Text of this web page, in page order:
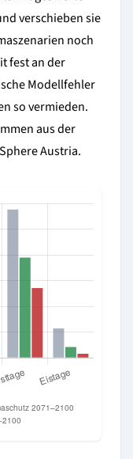
verschieben sie
noch
fest an der
Modellfehler
so vermieden.
aus der
Austria.